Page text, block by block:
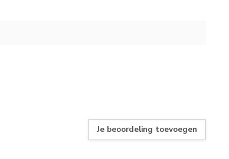
Je beoordeling toevoegen